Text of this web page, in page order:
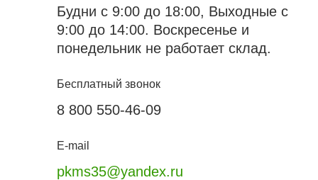
Будни с 9:00 до 18:00, Выходные с
9:00 до 14:00. Воскресенье и
понедельник не работает склад.
Бесплатный звонок
8 800 550-46-09
E-mail
pkms35@yandex.ru